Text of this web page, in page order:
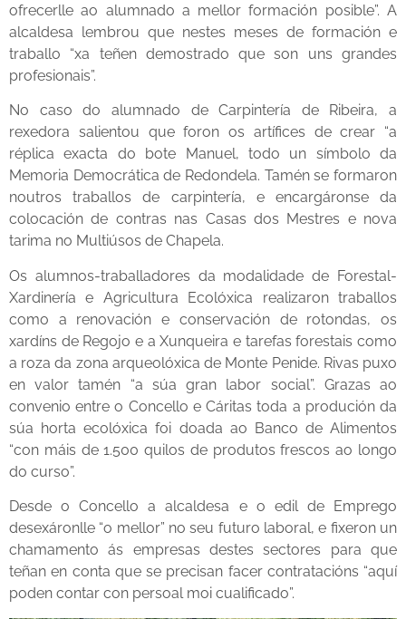
ofrecerlle ao alumnado a mellor formación posible”. A
alcaldesa lembrou que nestes meses de formación e
traballo “xa teñen demostrado que son uns grandes
profesionais”.
No caso do alumnado de Carpintería de Ribeira, a
rexedora salientou que foron os artífices de crear “a
réplica exacta do bote Manuel, todo un símbolo da
Memoria Democrática de Redondela. Tamén se formaron
noutros traballos de carpintería, e encargáronse da
colocación de contras nas Casas dos Mestres e nova
tarima no Multiúsos de Chapela.
Os alumnos-traballadores da modalidade de Forestal-
Xardinería e Agricultura Ecolóxica realizaron traballos
como a renovación e conservación de rotondas, os
xardíns de Regojo e a Xunqueira e tarefas forestais como
a roza da zona arqueolóxica de Monte Penide. Rivas puxo
en valor tamén “a súa gran labor social”. Grazas ao
convenio entre o Concello e Cáritas toda a produción da
súa horta ecolóxica foi doada ao Banco de Alimentos
“con máis de 1.500 quilos de produtos frescos ao longo
do curso”.
Desde o Concello a alcaldesa e o edil de Emprego
desexáronlle “o mellor” no seu futuro laboral, e fixeron un
chamamento ás empresas destes sectores para que
teñan en conta que se precisan facer contratacións “aquí
poden contar con persoal moi cualificado”.